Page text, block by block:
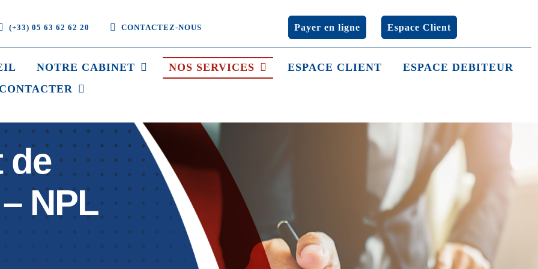
(+33) 05 63 62 62 20 CONTACTEZ-NOUS Payer en ligne Espace Client
NOTRE CABINET NOS SERVICES ESPACE CLIENT
ESPACE DEBITEUR
de
NPL